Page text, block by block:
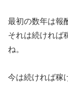
最初の数年は報
それは続ければ
ね。
今は続ければ稼